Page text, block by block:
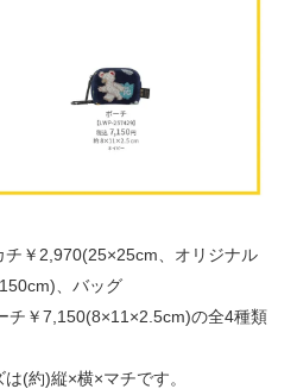
￥2,970(25×25cm、オリジナル
、バッグ
チ￥7,150(8×11×2.5cm)の全4種類
(約)縦×横×マチです。